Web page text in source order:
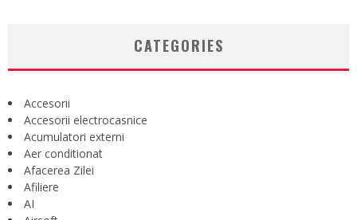
CATEGORIES
Accesorii
Accesorii electrocasnice
Acumulatori externi
Aer conditionat
Afacerea Zilei
Afiliere
AI